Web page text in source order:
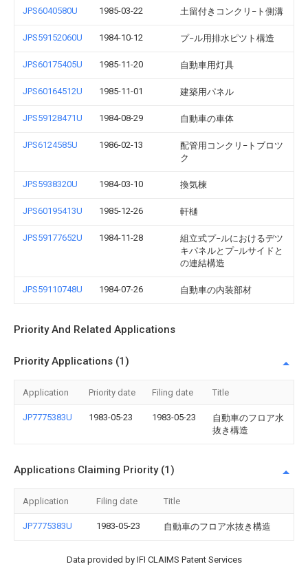
JPS6040580U 1985-03-22 土留付きコンクリ−ト側溝
JPS59152060U 1984-10-12 プ−ル用排水ピツト構造
JPS60175405U 1985-11-20 自動車用灯具
JPS60164512U 1985-11-01 建築用パネル
JPS59128471U 1984-08-29 自動車の車体
JPS6124585U 1986-02-13
配管用コンクリ−トブロツ
ク
JPS5938320U 1984-03-10 換気楝
JPS60195413U 1985-12-26 軒樋
JPS59177652U 1984-11-28
組立式プ−ルにおけるデツ
キパネルとプ−ルサイドと
の連結構造
JPS59110748U 1984-07-26 自動車の内装部材
Priority And Related Applications
Priority Applications (1)
Application Priority date Filing date Title
JP7775383U 1983-05-23 1983-05-23
自動車のフロア水
抜き構造
Applications Claiming Priority (1)
Application Filing date Title
JP7775383U 1983-05-23 自動車のフロア水抜き構造
Data provided by IFI CLAIMS Patent Services